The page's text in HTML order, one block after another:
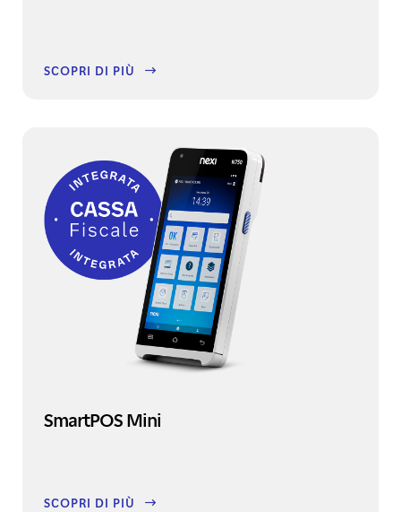
SCOPRI DI PIÙ
SmartPOS Mini
SCOPRI DI PIÙ